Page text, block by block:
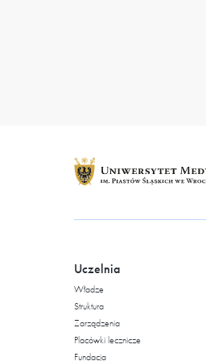
Uczelnia
Władze
Struktura
Zarządzenia
Placówki lecznicze
Fundacja